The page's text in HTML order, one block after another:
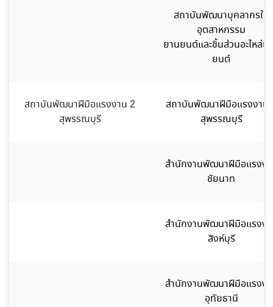
สถาบันพัฒนาบุคลากรใน
อุตสาหกรรม
ยานยนต์และชิ้นส่วนอะไหล่ย
ยนต์
สถาบันพัฒนาฝีมือแรงงาน 2
สุพรรณบุรี
สถาบันพัฒนาฝีมือแรงงาน
สุพรรณบุรี
สำนักงานพัฒนาฝีมือแรงง
ชัยนาท
สำนักงานพัฒนาฝีมือแรงง
สิงห์บุรี
สำนักงานพัฒนาฝีมือแรงง
อุทัยธานี